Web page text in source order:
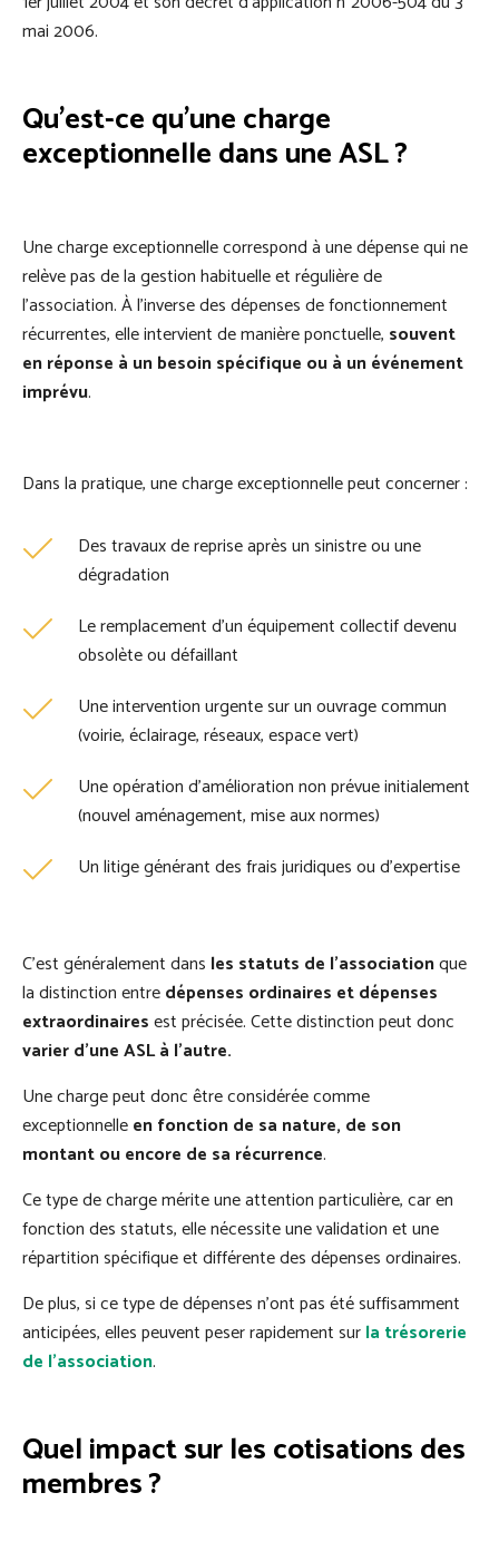
mai 2006.
Qu’est-ce qu’une charge
exceptionnelle dans une ASL ?
Une charge exceptionnelle correspond à une dépense qui ne
relève pas de la gestion habituelle et régulière de
l’association. À l’inverse des dépenses de fonctionnement
récurrentes, elle intervient de manière ponctuelle, souvent
en réponse à un besoin spécifique ou à un événement
imprévu.
Dans la pratique, une charge exceptionnelle peut concerner :
Des travaux de reprise après un sinistre ou une
dégradation
Le remplacement d'un équipement collectif devenu
obsolète ou défaillant
Une intervention urgente sur un ouvrage commun
(voirie, éclairage, réseaux, espace vert)
Une opération d'amélioration non prévue initialement
(nouvel aménagement, mise aux normes)
Un litige générant des frais juridiques ou d'expertise
C’est généralement dans les statuts de l’associationque
la distinction entredépenses ordinaires et dépenses
extraordinairesest précisée. Cette distinction peut donc
varier d'une ASL à l'autre.
Une charge peut donc être considérée comme
exceptionnelleen fonction de sa nature, de son
montant ou encore de sa récurrence.
Ce type de charge mérite une attention particulière, car en
fonction des statuts, elle nécessite une validation et une
répartition spécifique et différente des dépenses ordinaires.
De plus, si ce type de dépenses n’ont pas été suffisamment
anticipées, elles peuvent peser rapidement surla trésorerie
de l’association.
Quel impact sur les cotisations des
membres ?